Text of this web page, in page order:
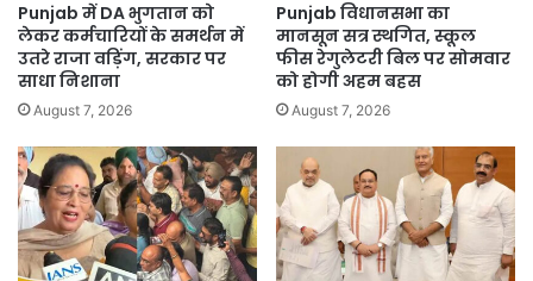
Punjab में DA भुगतान को
लेकर कर्मचारियों के समर्थन में
उतरे राजा वड़िंग, सरकार पर
साधा निशाना
August 7, 2026
Punjab विधानसभा का
मानसून सत्र स्थगित, स्कूल
फीस रेगुलेटरी बिल पर सोमवार
को होगी अहम बहस
August 7, 2026